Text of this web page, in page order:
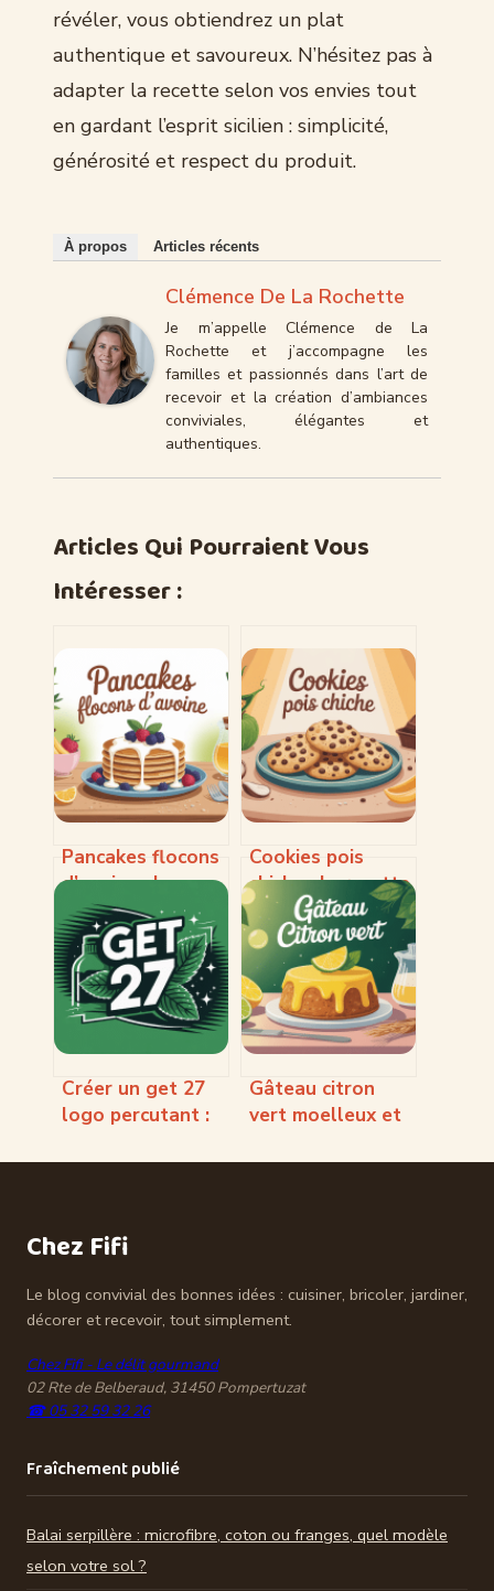
révéler, vous obtiendrez un plat
authentique et savoureux. N’hésitez pas à
adapter la recette selon vos envies tout
en gardant l’esprit sicilien : simplicité,
générosité et respect du produit.
À propos Articles récents
Clémence De La Rochette
Je m’appelle Clémence de La
Rochette et j’accompagne les
familles et passionnés dans l’art de
recevoir et la création d’ambiances
conviviales, élégantes et
authentiques.
Articles Qui Pourraient Vous
Intéresser :
Pancakes flocons
d’avoine : la
recette saine,
facile et vraiment
moelleuse
Cookies pois
chiche : la recette
saine et
gourmande qui
change tout
Créer un get 27
logo percutant :
usages et bonnes
Gâteau citron
vert moelleux et
recette inratable
Chez Fifi
Le blog convivial des bonnes idées : cuisiner, bricoler, jardiner,
décorer et recevoir, tout simplement.
Chez Fifi - Le délit gourmand
02 Rte de Belberaud, 31450 Pompertuzat
☎ 05 32 59 32 26
Fraîchement publié
Balai serpillère : microfibre, coton ou franges, quel modèle
selon votre sol ?